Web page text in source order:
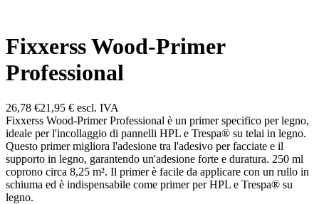
Fixxerss Wood-Primer
Professional
26,78 €21,95 € escl. IVA
Fixxerss Wood-Primer Professional è un primer specifico per legno,
ideale per l'incollaggio di pannelli HPL e Trespa® su telai in legno.
Questo primer migliora l'adesione tra l'adesivo per facciate e il
supporto in legno, garantendo un'adesione forte e duratura. 250 ml
coprono circa 8,25 m². Il primer è facile da applicare con un rullo in
schiuma ed è indispensabile come primer per HPL e Trespa® su
legno.